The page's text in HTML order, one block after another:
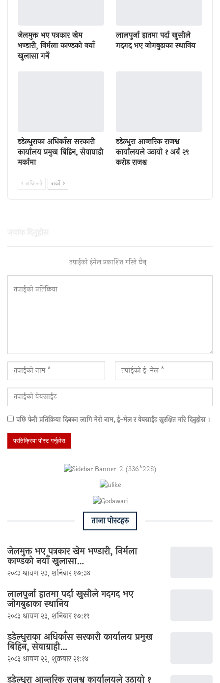
जेलमुक्त भए पत्रकार खेम
भण्डारी, निर्मला काण्डको नयाँ
खुलासा गर्ने
लालपुर्जा हातमा पर्दा खुसीले
गदगद भए जोगबुढाका स्थानिय
डडेल्धुराका अधिकाँस सरकारी
कार्यालय प्रमुख बिहिन, सेवाग्राही
मर्कामा
डडेल्धुरा आन्तरिक राजश्व
कार्यालयले उठायो १ अर्ब २९
करोड राजश्व
अघिल्लाे अर्काे
जवाफ दिनुहाेस
तपाईकाे ईमेल प्रकाशित गरिने छैन् ।
पछि फेरी प्रतिक्रिया दिनका लागि मेराे नाम, ई-मेल र वेबसाईट सुरक्षित गरि दिनुहाेस ।
ताजा पाेस्टहरु
जेलमुक्त भए पत्रकार खेम भण्डारी, निर्मला
काण्डको नयाँ खुलासा…
२०८३ श्रावण २३, शनिबार १७:३४
लालपुर्जा हातमा पर्दा खुसीले गदगद भए
जोगबुढाका स्थानिय
२०८३ श्रावण २३, शनिबार १७:१९
डडेल्धुराका अधिकाँस सरकारी कार्यालय प्रमुख
बिहिन, सेवाग्राही…
२०८३ श्रावण २२, शुक्रबार २१:१४
डडेल्धुरा आन्तरिक राजश्व कार्यालयले उठायो १